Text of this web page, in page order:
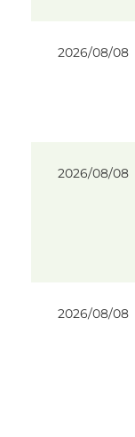
2026/08/08
2026/08/08
2026/08/08